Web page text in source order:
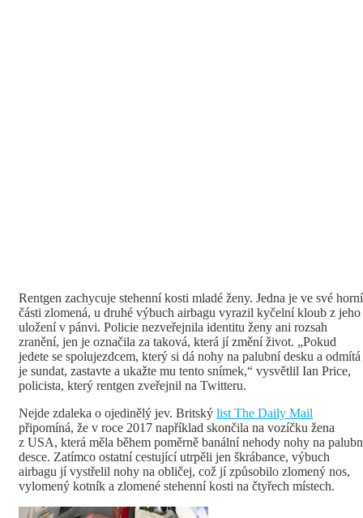
Rentgen zachycuje stehenní kosti mladé ženy. Jedna je ve své horní
části zlomená, u druhé výbuch airbagu vyrazil kyčelní kloub z jeho
uložení v pánvi. Policie nezveřejnila identitu ženy ani rozsah
zranění, jen je označila za taková, která jí změní život. „Pokud
jedete se spolujezdcem, který si dá nohy na palubní desku a odmítá
je sundat, zastavte a ukažte mu tento snímek,“ vysvětlil Ian Price,
policista, který rentgen zveřejnil na Twitteru.
Nejde zdaleka o ojedinělý jev. Britský list The Daily Mail
připomíná, že v roce 2017 například skončila na vozíčku žena
z USA, která měla během poměrně banální nehody nohy na
desce. Zatímco ostatní cestující utrpěli jen škrábance, výbuch
airbagu jí vystřelil nohy na obličej, což jí způsobilo zlomený nos,
vylomený kotník a zlomené stehenní kosti na čtyřech místech.